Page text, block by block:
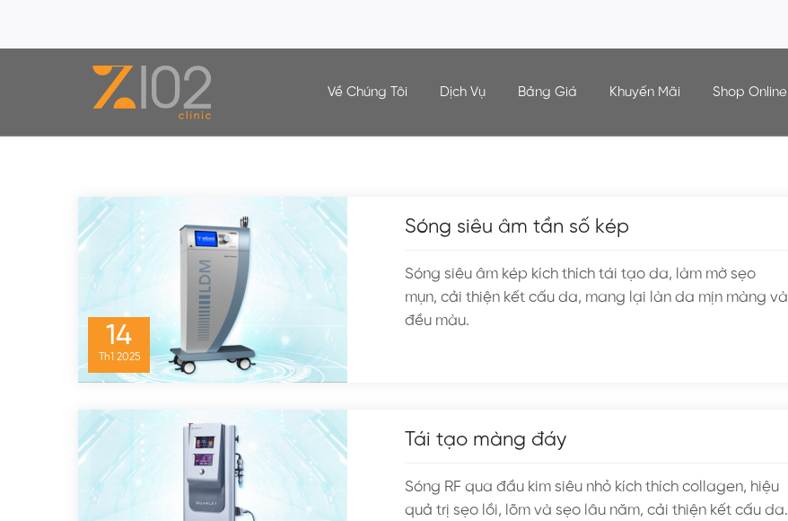
Về Chúng Tôi Dịch Vụ Bảng Giá Khuyến Mãi Shop Online
Tag:Sẹo Rỗ
14
Th1 2025
Sóng siêu âm tần số kép
Sóng siêu âm kép kích thích tái tạo da, làm mờ sẹo
mụn, cải thiện kết cấu da, mang lại làn da mịn màng và
đều màu.
Tái tạo màng đáy
Sóng RF qua đầu kim siêu nhỏ kích thích collagen, hiệu
quả trị sẹo lồi, lõm và sẹo lâu năm, cải thiện kết cấu da.